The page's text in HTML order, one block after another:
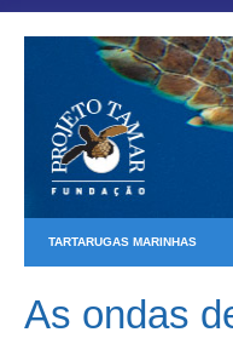
TARTARUGAS MARINHAS
As ondas